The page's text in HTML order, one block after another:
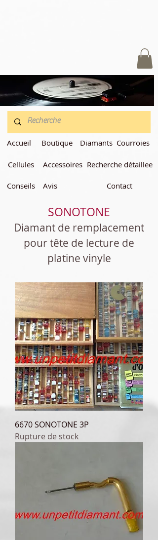
Accueil
Cellules
Conseils
Boutique
Accessoires
Avis
Diamants Courroies
Recherche détaillee
Contact
SONOTONE
Diamant de remplacement
pour tête de lecture de
platine vinyle
6670 SONOTONE 3P
Rupture de stock